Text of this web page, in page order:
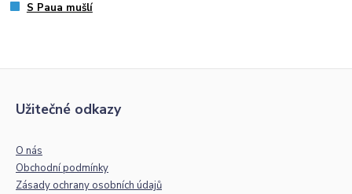
S Paua mušlí
Užitečné odkazy
O nás
Obchodní podmínky
Zásady ochrany osobních údajů